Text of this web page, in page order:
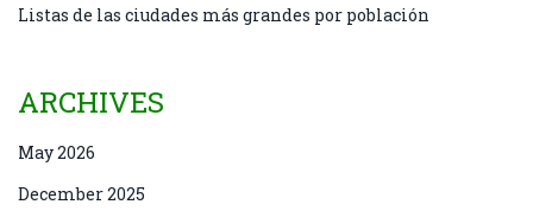
Listas de las ciudades más grandes por población
ARCHIVES
May 2026
December 2025